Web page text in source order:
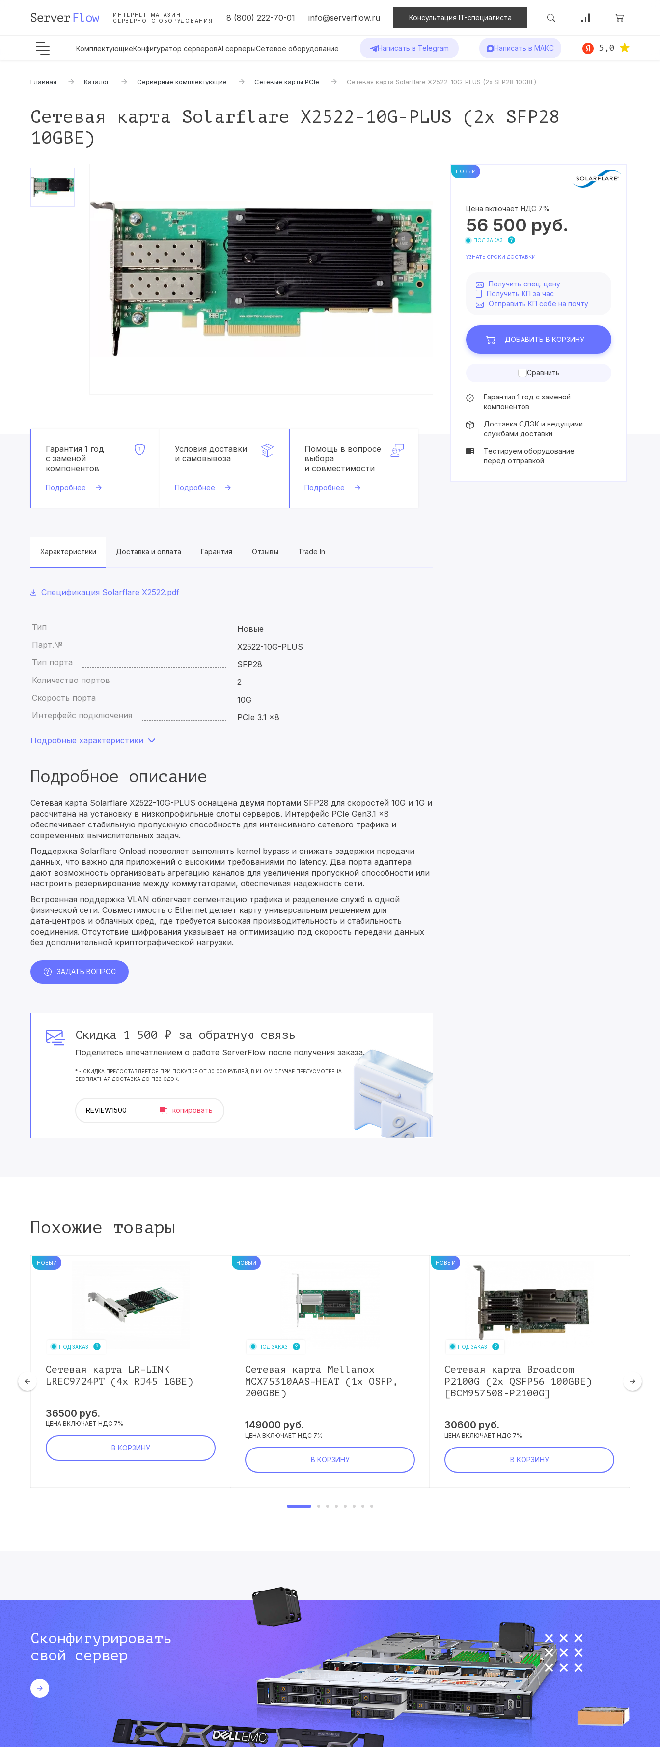
ИНТЕРНЕТ-МАГАЗИН
СЕРВЕРНОГО ОБОРУДОВАНИЯ
8 (800) 222-70-01 info@serverflow.ru Консультация IT-специалиста
КомплектующиеКонфигуратор серверовAI серверыСетевое оборудование Написать в Telegram Написать в МАКС 5,0
Главная Каталог Серверные комплектующие Сетевые карты PCIe Сетевая карта Solarflare X2522-10G-PLUS (2x SFP28 10GBE)
Сетевая карта Solarflare X2522-10G-PLUS (2x SFP28
10GBE)
Гарантия 1 год
с заменой
компонентов
Подробнее
Условия доставки
и самовывоза
Подробнее
Помощь в вопросе
выбора
и совместимости
Подробнее
Характеристики Доставка и оплата Гарантия Отзывы Trade In
Спецификация Solarflare X2522.pdf
Тип
Новые
Парт.№
X2522-10G-PLUS
Тип порта
SFP28
Количество портов
2
Скорость порта
10G
Интерфейс подключения
PCIe 3.1 x8
Подробные характеристики
Подробное описание
Сетевая карта Solarflare X2522-10G-PLUS оснащена двумя портами SFP28 для скоростей 10G и 1G и
рассчитана на установку в низкопрофильные слоты серверов. Интерфейс PCIe Gen3.1 x8
обеспечивает стабильную пропускную способность для интенсивного сетевого трафика и
современных вычислительных задач.
Поддержка Solarflare Onload позволяет выполнять kernel‑bypass и снижать задержки передачи
данных, что важно для приложений с высокими требованиями по latency. Два порта адаптера
дают возможность организовать агрегацию каналов для увеличения пропускной способности или
настроить резервирование между коммутаторами, обеспечивая надёжность сети.
Встроенная поддержка VLAN облегчает сегментацию трафика и разделение служб в одной
физической сети. Совместимость с Ethernet делает карту универсальным решением для
дата‑центров и облачных сред, где требуется высокая производительность и стабильность
соединения. Отсутствие шифрования указывает на оптимизацию под скорость передачи данных
без дополнительной криптографической нагрузки.
ЗАДАТЬ ВОПРОС
Скидка 1 500 ₽ за обратную связь
Поделитесь впечатлением о работе ServerFlow после получения заказа.
* - СКИДКА ПРЕДОСТАВЛЯЕТСЯ ПРИ ПОКУПКЕ ОТ 30 000 РУБЛЕЙ, В ИНОМ СЛУЧАЕ ПРЕДУСМОТРЕНА
БЕСПЛАТНАЯ ДОСТАВКА ДО ПВЗ СДЭК.
копировать
НОВЫЙ
Цена включает НДС 7%
56 500 руб.
ПОД ЗАКАЗ
УЗНАТЬ СРОКИ ДОСТАВКИ
Получить спец. цену
Получить КП за час
Отправить КП себе на почту
ДОБАВИТЬ В КОРЗИНУ
Сравнить
Гарантия 1 год с заменой
компонентов
Доставка СДЭК и ведущими
службами доставки
Тестируем оборудование
перед отправкой
Похожие товары
НОВЫЙ
ПОД ЗАКАЗ
Сетевая карта LR-LINK
LREC9724PT (4x RJ45 1GBE)
36500 руб.
ЦЕНА ВКЛЮЧАЕТ НДС 7%
В КОРЗИНУ
НОВЫЙ
ПОД ЗАКАЗ
Сетевая карта Mellanox
MCX75310AAS-HEAT (1x OSFP,
200GBE)
149000 руб.
ЦЕНА ВКЛЮЧАЕТ НДС 7%
В КОРЗИНУ
НОВЫЙ
ПОД ЗАКАЗ
Сетевая карта Broadcom
P2100G (2x QSFP56 100GBE)
[BCM957508-P2100G]
30600 руб.
ЦЕНА ВКЛЮЧАЕТ НДС 7%
В КОРЗИНУ
Сконфигурировать
свой сервер